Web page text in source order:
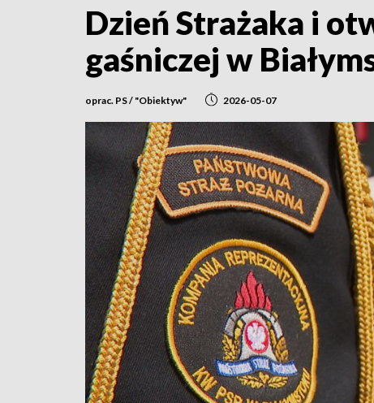
Dzień Strażaka i
gaśniczej w
oprac. PS / "Obiektyw" 2026-05-07